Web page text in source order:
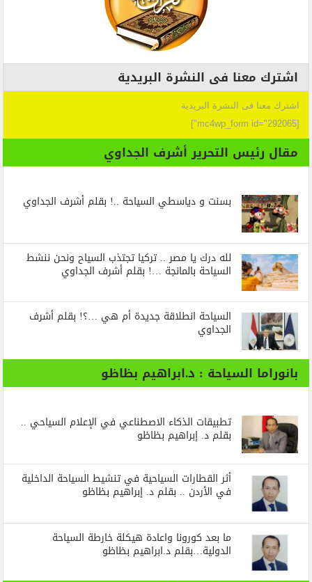
اشترك معنا فى النشرة البريدية
اشترك معنا فى النشرة البريدية
[mc4wp_form id="292065"]
مقال رئيس التحرير أشرف الجداوي
بسنت و دياسطي السياحة ..! بقلم أشرف الجداوي
لله درك يا مصر .. تركيا تجتذب السياح ونحن ننشط
السياحة بالمانجة …! بقلم أشرف الجداوي
السياحة انطلاقة جديدة أم هي …؟! بقلم أشرف
الجداوي
بانوراما السياحة : د.ابراهيم بظاظو
تطبيقات الذكاء الاصطناعي في الإعلام السياحي ..
بقلم د. إبراهيم بظاظو
أثر القطارات السياحية في تنشيط السياحة الداخلية
في الأردن .. بقلم د. إبراهيم بظاظو
ما بعد كورونا واعادة هيكلة خارطة السياحة
الدولية…بقلم د.ابراهيم بظاظو